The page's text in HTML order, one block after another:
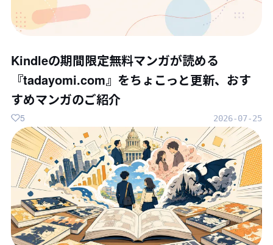
Kindleの期間限定無料マンガが読める
『tadayomi.com』をちょこっと更新、おす
すめマンガのご紹介
2026-07-25
5